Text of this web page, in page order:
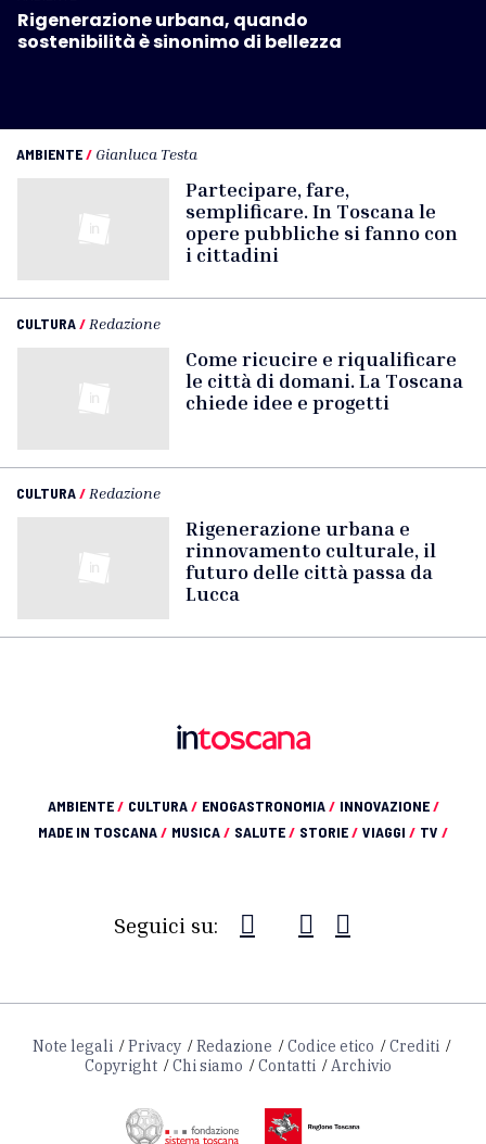
Rigenerazione urbana, quando
sostenibilità è sinonimo di bellezza
AMBIENTE/ Gianluca Testa
Partecipare, fare,
semplificare. In Toscana le
opere pubbliche si fanno con
i cittadini
CULTURA/ Redazione
Come ricucire e riqualificare
le città di domani. La Toscana
chiede idee e progetti
CULTURA/ Redazione
Rigenerazione urbana e
rinnovamento culturale, il
futuro delle città passa da
Lucca
AMBIENTE/ CULTURA/ ENOGASTRONOMIA/ INNOVAZIONE/
MADE IN TOSCANA/ MUSICA/ SALUTE/ STORIE/ VIAGGI / TV /
Seguici su:
Note legali Privacy Redazione Codice etico
Crediti
Copyright
Chi siamo Contatti Archivio